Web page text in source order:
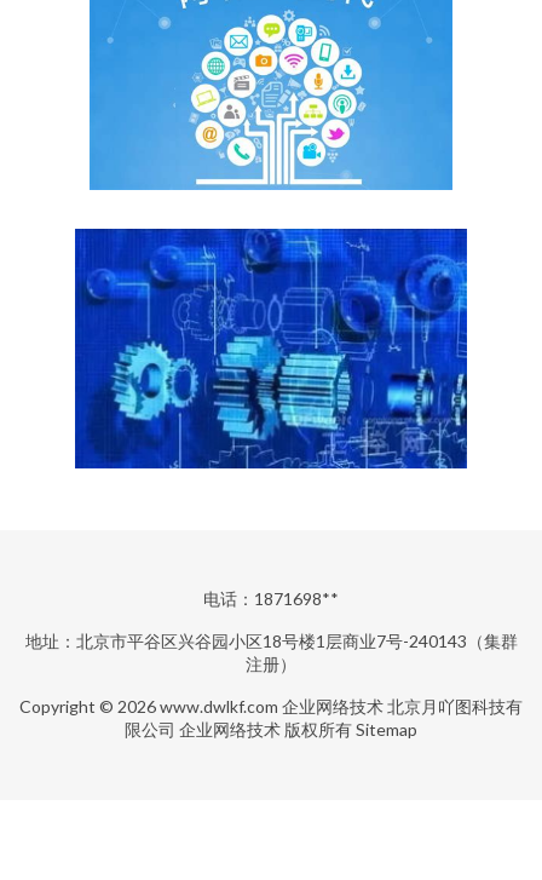
电话：1871698**
地址：北京市平谷区兴谷园小区18号楼1层商业7号-240143（集群
注册）
Copyright © 2026www.dwlkf.com 企业网络技术北京月吖图科技有
限公司 企业网络技术 版权所有Sitemap